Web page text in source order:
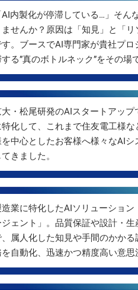
AI内製化が停滞している…」そん
ませんか？原因は「知見」と「リ
す。ブースでAI専門家が貴社プロ
る”真のボトルネック”をその場
大・松尾研発のAIスタートアップ
特化して、これまで住友電工様な
を中心としたお客様へ様々なAIシ
てきました。
造業に特化したAIソリューション
ジェント」。品質保証や設計・
、属人化した知見や手間のかかる
自動化、迅速かつ精度高い意思